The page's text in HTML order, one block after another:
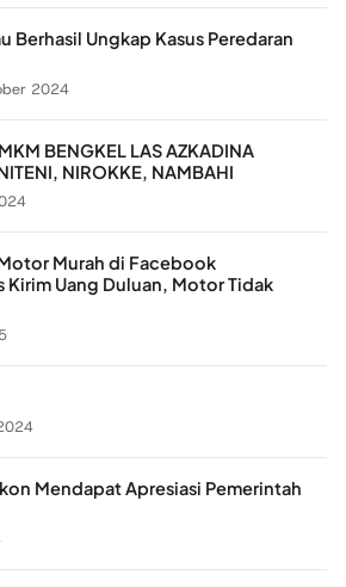
Berhasil Ungkap Kasus Peredaran
2024
BENGKEL LAS AZKADINA
NIROKKE, NAMBAHI
Murah di Facebook
Uang Duluan, Motor Tidak
Mendapat Apresiasi Pemerintah